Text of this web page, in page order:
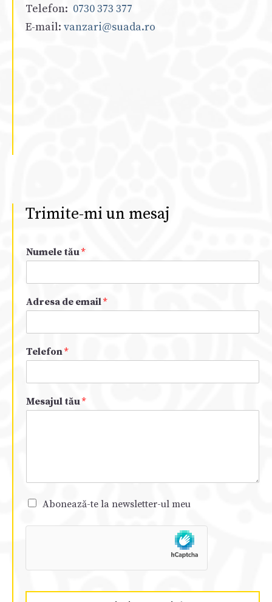
Telefon: 0730 373 377
E-mail: vanzari@suada.ro
Trimite-mi un mesaj
Numele tău*
Adresa de email*
Telefon*
Mesajul tău*
Abonează-te la newsletter-ul meu